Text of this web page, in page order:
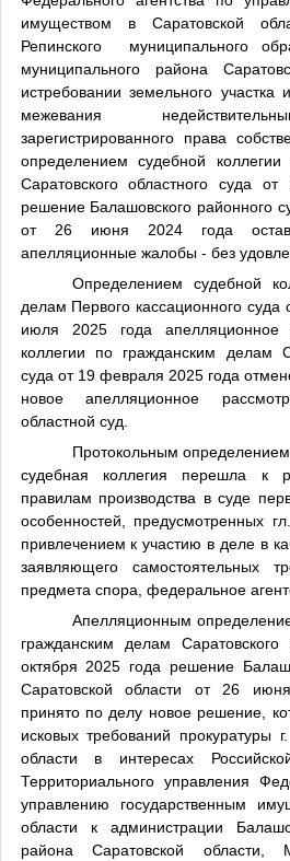
имуществом в Саратовской
Репинского
муниципального
муниципального района
истребовании земельного участка
межевания
зарегистрированного права
определением судебной
Саратовского областного суда
решение Балашовского районного
от 26 июня 2024 года
апелляционные жалобы - без
Определением судебной
делам Первого кассационного
июля 2025 года апелляционное
коллегии по гражданским делам
суда от 19 февраля 2025 года
новое апелляционное
областной суд.
Протокольным
судебная коллегия перешла к
правилам производства в суде
особенностей, предусмотренных
привлечением к участию в деле в
заявляющего самостоятельных
предмета спора, федеральное
Апелляционным
гражданским делам
октября 2025 года решение
Саратовской области от 26
принято по делу новое решение,
исковых требований прокуратуры
области в интересах
Территориального управления
управлению государственным
области к администрации
района Саратовской области,